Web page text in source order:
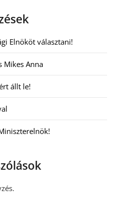
Elnököt választani!
Mikes Anna
állt le!